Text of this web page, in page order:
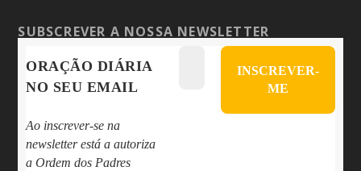
SUBSCREVER A NOSSA NEWSLETTER
ORAÇÃO DIÁRIA
NO SEU EMAIL
Ao inscrever-se na
newsletter está a autoriza
a Ordem dos Padres